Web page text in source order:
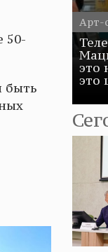
50-
быть
Арт-
это
это